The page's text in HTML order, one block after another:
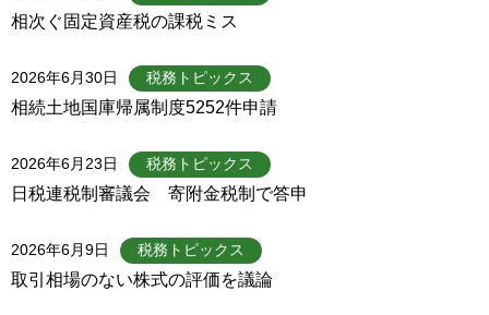
相次ぐ固定資産税の課税ミス
2026年6月30日 税務トピックス
相続土地国庫帰属制度5252件申請
2026年6月23日 税務トピックス
日税連税制審議会 寄附金税制で答申
2026年6月9日 税務トピックス
取引相場のない株式の評価を議論